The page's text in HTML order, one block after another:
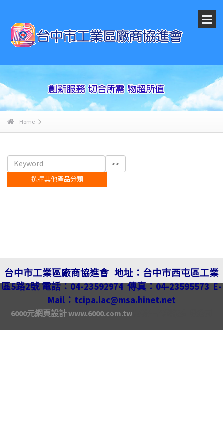
Home
選擇其他產品分類
台中市工業區廠商協進會 地址： 台中市西屯區工業
區5路2號電話：04-23592974傳真：04-23595573E-
Mail： tcipa.iac@msa.hinet.net
6000元網頁設計www.6000.com.tw